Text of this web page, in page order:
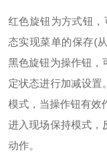
红色旋钮为方式钮
态实现菜单的保存(
黑色旋钮为操作钮，
定状态进行加减设置
模式，当操作钮有效
进入现场保持模式，
动作。